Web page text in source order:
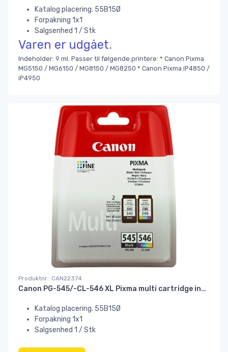
Katalog placering. 55B15Ø
Forpakning 1x1
Salgsenhed 1 / Stk
Varen er udgået.
Indeholder: 9 ml. Passer til følgende printere: * Canon Pixma
MG5150 / MG6150 / MG8150 / MG8250 * Canon Pixma iP4850 /
iP4950
Produktnr.: CAN22374
Canon PG-545/-CL-546 XL Pixma multi cartridge ink/blæk#
Katalog placering. 55B15Ø
Forpakning 1x1
Salgsenhed 1 / Stk